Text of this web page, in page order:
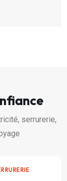
serrurerie,